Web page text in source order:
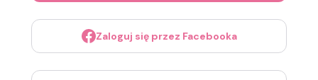
Zaloguj się przez Facebooka